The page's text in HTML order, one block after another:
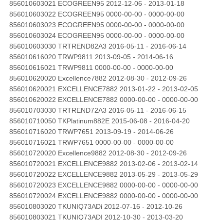
856010603021 ECOGREEN95 2012-12-06 - 2013-01-18
856010603022 ECOGREEN95 0000-00-00 - 0000-00-00
856010603023 ECOGREEN95 0000-00-00 - 0000-00-00
856010603024 ECOGREEN95 0000-00-00 - 0000-00-00
856010603030 TRTREND82A3 2016-05-11 - 2016-06-14
856010616020 TRWP9811 2013-09-05 - 2014-06-16
856010616021 TRWP9811 0000-00-00 - 0000-00-00
856010620020 Excellence7882 2012-08-30 - 2012-09-26
856010620021 EXCELLENCE7882 2013-01-22 - 2013-02-05
856010620022 EXCELLENCE7882 0000-00-00 - 0000-00-00
856010703030 TRTREND72A3 2016-05-11 - 2016-06-15
856010710050 TKPlatinum882E 2015-06-08 - 2016-04-20
856010716020 TRWP7651 2013-09-19 - 2014-06-26
856010716021 TRWP7651 0000-00-00 - 0000-00-00
856010720020 Excellence9882 2012-08-30 - 2012-09-26
856010720021 EXCELLENCE9882 2013-02-06 - 2013-02-14
856010720022 EXCELLENCE9882 2013-05-29 - 2013-05-29
856010720023 EXCELLENCE9882 0000-00-00 - 0000-00-00
856010720024 EXCELLENCE9882 0000-00-00 - 0000-00-00
856010803020 TKUNIQ73ADi 2012-07-16 - 2012-10-26
856010803021 TKUNIQ73ADI 2012-10-30 - 2013-03-20